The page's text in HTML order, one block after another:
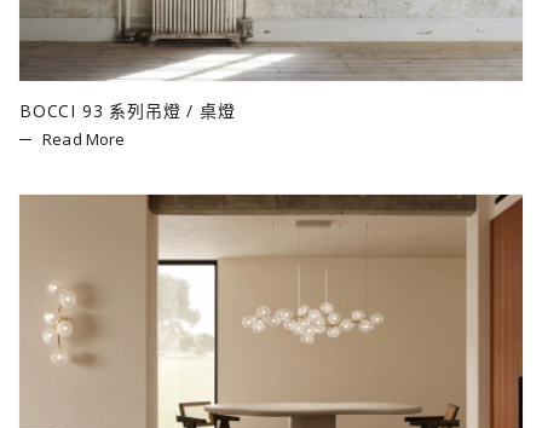
BOCCI 93 系列吊燈 / 桌燈
Read More